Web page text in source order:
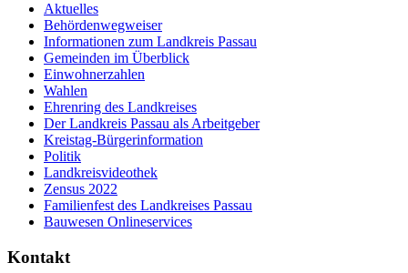
Aktuelles
Behördenwegweiser
Informationen zum Landkreis Passau
Gemeinden im Überblick
Einwohnerzahlen
Wahlen
Ehrenring des Landkreises
Der Landkreis Passau als Arbeitgeber
Kreistag-Bürgerinformation
Politik
Landkreisvideothek
Zensus 2022
Familienfest des Landkreises Passau
Bauwesen Onlineservices
Kontakt